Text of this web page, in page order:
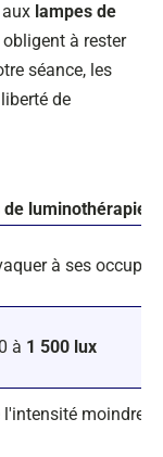
lampes de
à rester
séance, les
de
luminothérapie
à ses
à 1 500 lux
l'intensité moindre